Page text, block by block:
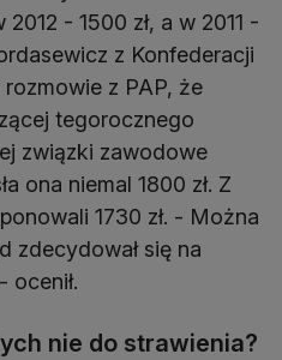
2012 - 1500 zł, a w 2011 -
z Konfederacji
rozmowie z PAP, że
tegorocznego
związki zawodowe
ona niemal 1800 zł. Z
1730 zł. - Można
zdecydował się na
ocenił.
nie do strawienia?